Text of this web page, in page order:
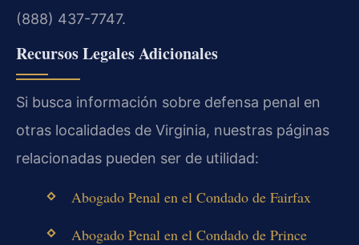
(888) 437-7747.
Recursos Legales Adicionales
Si busca información sobre defensa penal en
otras localidades de Virginia, nuestras páginas
relacionadas pueden ser de utilidad:
Abogado Penal en el Condado de Fairfax
Abogado Penal en el Condado de Prince